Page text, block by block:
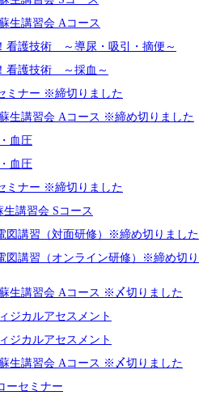
生講習会 Aコース
看護技術 ～導尿・吸引・摘便～
看護技術 ～採血～
ミナー ※締切りました
生講習会 Aコース ※締め切りました
血圧
血圧
ミナー ※締切りました
講習会 Sコース
図講習（対面研修）※締め切りました
図講習（オンライン研修）※締め切り
生講習会 Aコース ※〆切りました
ジカルアセスメント
ジカルアセスメント
生講習会 Aコース ※〆切りました
ーセミナー